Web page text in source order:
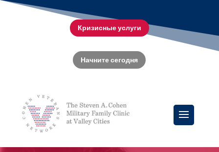
Кризисные услуги
Начните сегодня